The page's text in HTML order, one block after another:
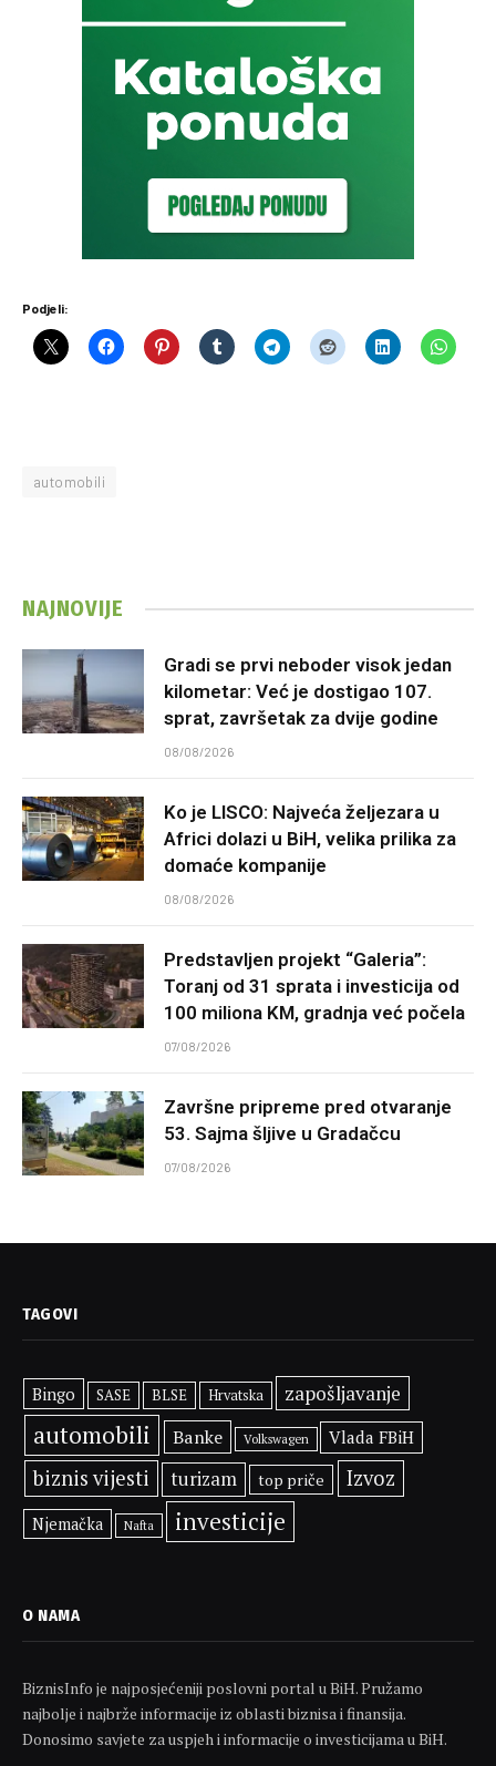
Podjeli:
automobili
NAJNOVIJE
Gradi se prvi neboder visok jedan
kilometar: Već je dostigao 107.
sprat, završetak za dvije godine
08/08/2026
Ko je LISCO: Najveća željezara u
Africi dolazi u BiH, velika prilika za
domaće kompanije
08/08/2026
Predstavljen projekt “Galeria”:
Toranj od 31 sprata i investicija od
100 miliona KM, gradnja već počela
07/08/2026
Završne pripreme pred otvaranje
53. Sajma šljive u Gradačcu
07/08/2026
TAGOVI
Bingo SASE BLSE Hrvatska zapošljavanje
automobili Banke Volkswagen Vlada FBiH
biznis vijesti turizam top priče Izvoz
Njemačka Nafta investicije
O NAMA
BiznisInfo je najposjećeniji poslovni portal u BiH. Pružamo
najbolje i najbrže informacije iz oblasti biznisa i finansija.
Donosimo savjete za uspjeh i informacije o investicijama u BiH.